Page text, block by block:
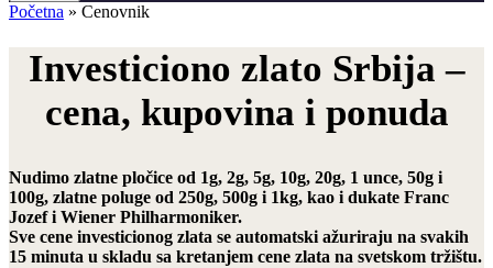
Početna » Cenovnik
Investiciono zlato Srbija –
cena, kupovina i ponuda
Nudimo zlatne pločice od 1g, 2g, 5g, 10g, 20g, 1 unce, 50g i
100g, zlatne poluge od 250g, 500g i 1kg, kao i dukate Franc
Jozef i Wiener Philharmoniker.
Sve cene investicionog zlata se automatski ažuriraju na svakih
15 minuta u skladu sa kretanjem cene zlata na svetskom tržištu.